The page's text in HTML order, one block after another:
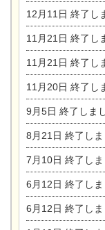
12月11日 終了しま
11月21日 終了しまし
11月21日 終了しまし
11月20日 終了しました
9月5日 終了しま
8月21日 終了しました）
7月10日 終了しました）7/
6月12日 終了しまし
6月12日 終了しました）